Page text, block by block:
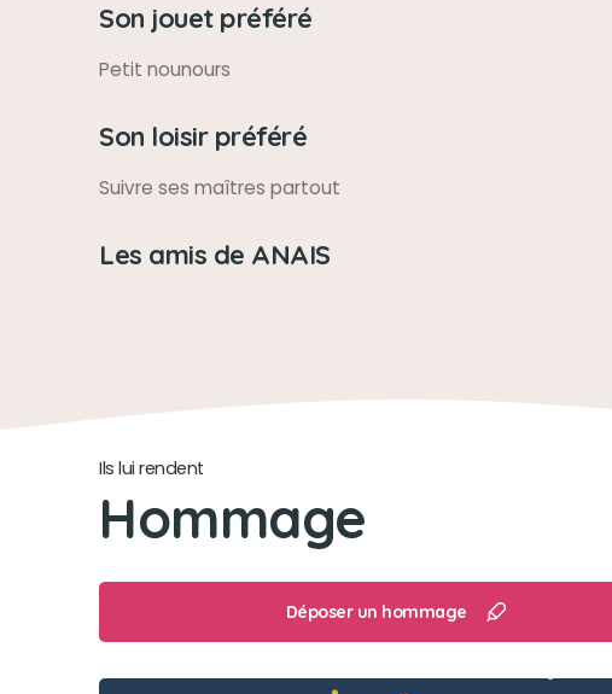
Son jouet préféré
Petit nounours
Son loisir préféré
Suivre ses maîtres partout
Les amis de ANAIS
Ils lui rendent
Hommage
Déposer un hommage